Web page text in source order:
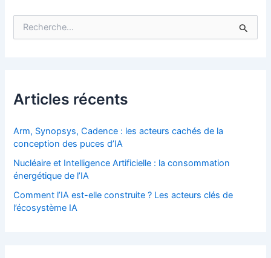
e
c
r
:
Articles récents
Arm, Synopsys, Cadence : les acteurs cachés de la
conception des puces d’IA
Nucléaire et Intelligence Artificielle : la consommation
énergétique de l’IA
Comment l’IA est-elle construite ? Les acteurs clés de
l’écosystème IA